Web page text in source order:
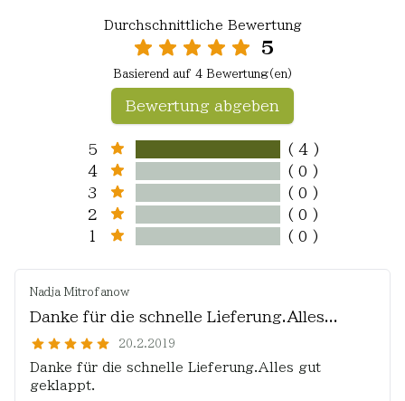
Durchschnittliche Bewertung
5
Basierend auf 4 Bewertung(en)
Bewertung abgeben
5
( 4 )
4
( 0 )
3
( 0 )
2
( 0 )
1
( 0 )
Nadja Mitrofanow
Danke für die schnelle Lieferung.Alles...
20.2.2019
Danke für die schnelle Lieferung.Alles gut
geklappt.